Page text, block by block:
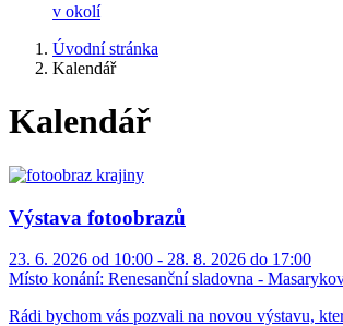
v okolí
Úvodní stránka
Kalendář
Kalendář
Výstava fotoobrazů
23. 6. 2026 od 10:00 - 28. 8. 2026 do 17:00
Místo konání: Renesanční sladovna -
Rádi bychom vás pozvali na novou výstavu,